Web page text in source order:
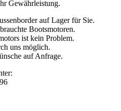
Gewährleistung.
auf Lager für Sie.
Bootsmotoren.
ist kein Problem.
uns möglich.
auf Anfrage.